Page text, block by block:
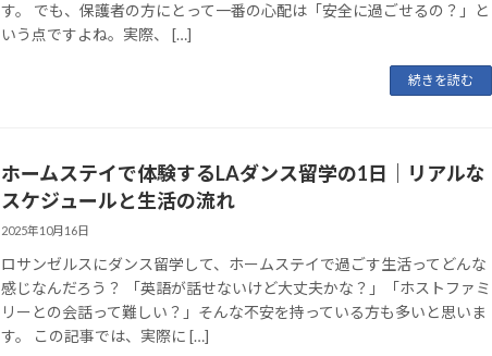
す。 でも、保護者の方にとって一番の心配は「安全に過ごせるの？」と
いう点ですよね。実際、 […]
続きを読む
ホームステイで体験するLAダンス留学の1日｜リアルな
スケジュールと生活の流れ
2025年10月16日
ロサンゼルスにダンス留学して、ホームステイで過ごす生活ってどんな
感じなんだろう？ 「英語が話せないけど大丈夫かな？」「ホストファミ
リーとの会話って難しい？」そんな不安を持っている方も多いと思いま
す。 この記事では、実際に […]